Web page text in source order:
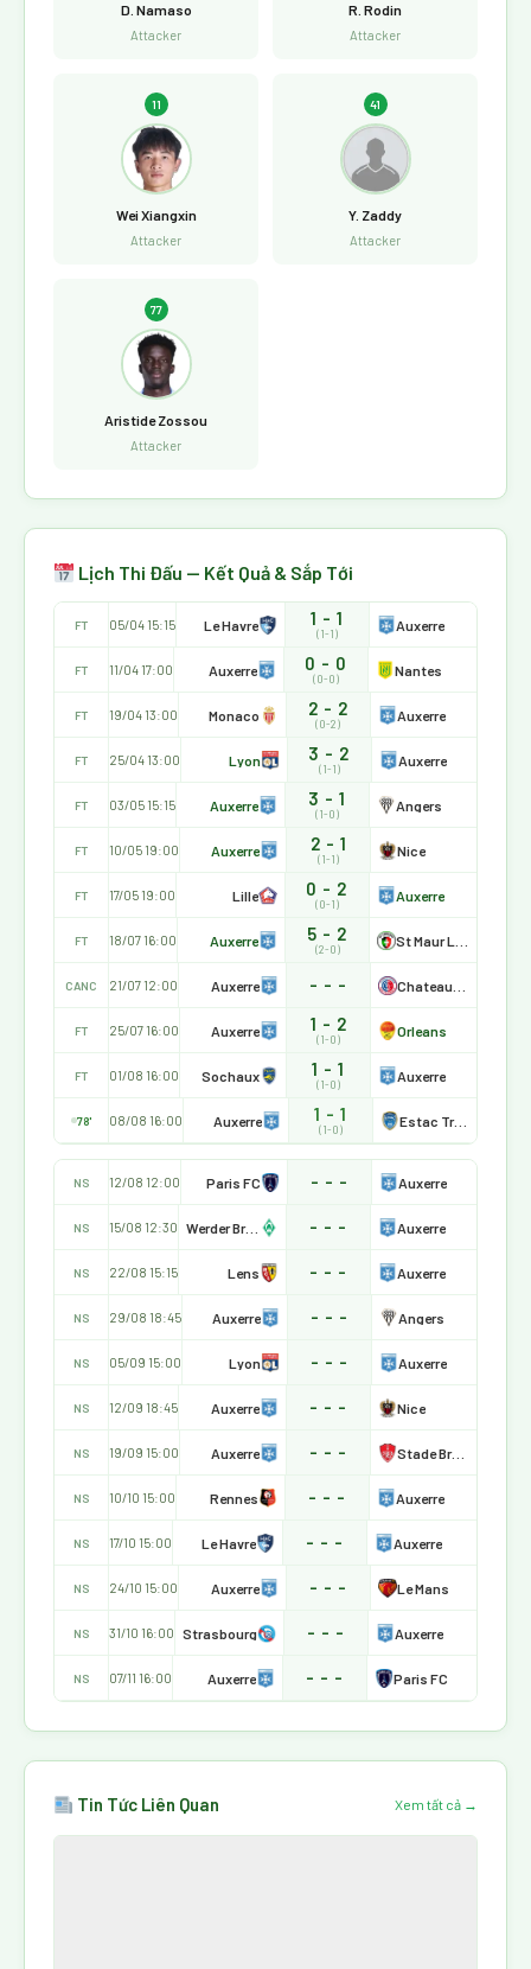
D. Namaso
Attacker
R. Rodin
Attacker
11
Wei Xiangxin
Attacker
41
Y. Zaddy
Attacker
77
Aristide Zossou
Attacker
Lịch Thi Đấu — Kết Quả & Sắp Tới
FT 05/04 15:15 Le Havre 1 - 1
(1-1)
Auxerre
FT 11/04 17:00 Auxerre 0 - 0
(0-0)
Nantes
FT 19/04 13:00 Monaco 2 - 2
(0-2)
Auxerre
FT 25/04 13:00 Lyon 3 - 2
(1-1)
Auxerre
FT 03/05 15:15 Auxerre 3 - 1
(1-0)
Angers
FT 10/05 19:00 Auxerre 2 - 1
(1-1)
Nice
FT 17/05 19:00 Lille 0 - 2
(0-1)
Auxerre
FT 18/07 16:00 Auxerre 5 - 2
(2-0)
CANC 21/07 12:00 Auxerre - - -
FT 25/07 16:00 Auxerre 1 - 2
(1-0)
Orleans
FT 01/08 16:00 Sochaux 1 - 1
(1-0)
Auxerre
78' 08/08 16:00 Auxerre 1 - 1
(1-0)
Estac Troyes
NS 12/08 12:00 Paris FC - - - Auxerre
NS 15/08 12:30 Werder Bremen - - - Auxerre
NS 22/08 15:15 Lens - - - Auxerre
NS 29/08 18:45 Auxerre - - - Angers
NS 05/09 15:00 Lyon - - - Auxerre
NS 12/09 18:45 Auxerre - - - Nice
NS 19/09 15:00 Auxerre - - - Stade Brestois 29
NS 10/10 15:00 Rennes - - - Auxerre
NS 17/10 15:00 Le Havre - - - Auxerre
NS 24/10 15:00 Auxerre - - - Le Mans
NS 31/10 16:00 Strasbourg - - - Auxerre
NS 07/11 16:00 Auxerre - - - Paris FC
Tin Tức Liên Quan Xem tất cả →